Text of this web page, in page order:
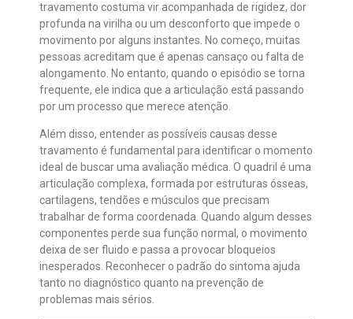
travamento costuma vir acompanhada de rigidez, dor
profunda na virilha ou um desconforto que impede o
movimento por alguns instantes. No começo, muitas
pessoas acreditam que é apenas cansaço ou falta de
alongamento. No entanto, quando o episódio se torna
frequente, ele indica que a articulação está passando
por um processo que merece atenção.
Além disso, entender as possíveis causas desse
travamento é fundamental para identificar o momento
ideal de buscar uma avaliação médica. O quadril é uma
articulação complexa, formada por estruturas ósseas,
cartilagens, tendões e músculos que precisam
trabalhar de forma coordenada. Quando algum desses
componentes perde sua função normal, o movimento
deixa de ser fluido e passa a provocar bloqueios
inesperados. Reconhecer o padrão do sintoma ajuda
tanto no diagnóstico quanto na prevenção de
problemas mais sérios.